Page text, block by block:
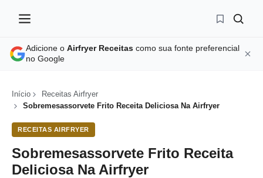
Adicione o Airfryer Receitas como sua fonte preferencial
no Google
Início
Receitas Airfryer
Sobremesassorvete Frito Receita Deliciosa Na Airfryer
RECEITAS AIRFRYER
Sobremesassorvete Frito Receita
Deliciosa Na Airfryer